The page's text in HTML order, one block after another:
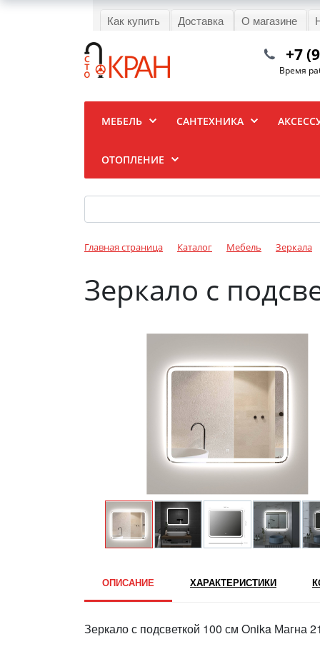
Как купить Доставка О магазине
+7
Время
МЕБЕЛЬ САНТЕХНИКА
ОТОПЛЕНИЕ
Главная страница Каталог Мебель Зеркала
Зеркало с
ОПИСАНИЕ ХАРАКТЕРИСТИКИ
Зеркало с подсветкой 100 см Onika Магна